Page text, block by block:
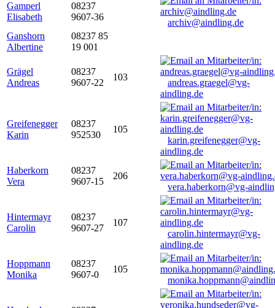
Gamperl
Elisabeth
08237
9607-36
archiv@aindling.de
Ganshorn
Albertine
08237 85
19 001
Grägel
Andreas
08237
9607-22
103
andreas.graegel@vg-
aindling.de
Greifenegger
Karin
08237
952530
105
karin.greifenegger@vg-
aindling.de
Haberkorn
Vera
08237
9607-15
206
vera.haberkorn@vg-
Hintermayr
Carolin
08237
9607-27
107
carolin.hintermayr@vg-
aindling.de
Hoppmann
Monika
08237
9607-0
105